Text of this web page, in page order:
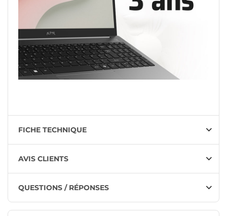
FICHE TECHNIQUE
AVIS CLIENTS
QUESTIONS / RÉPONSES